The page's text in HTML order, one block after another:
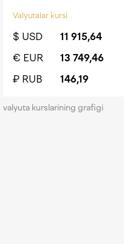
Valyutalar kursi
$ USD 11 915,64
€ EUR
13 749,46
₽ RUB
146,19
valyuta kurslarining grafigi